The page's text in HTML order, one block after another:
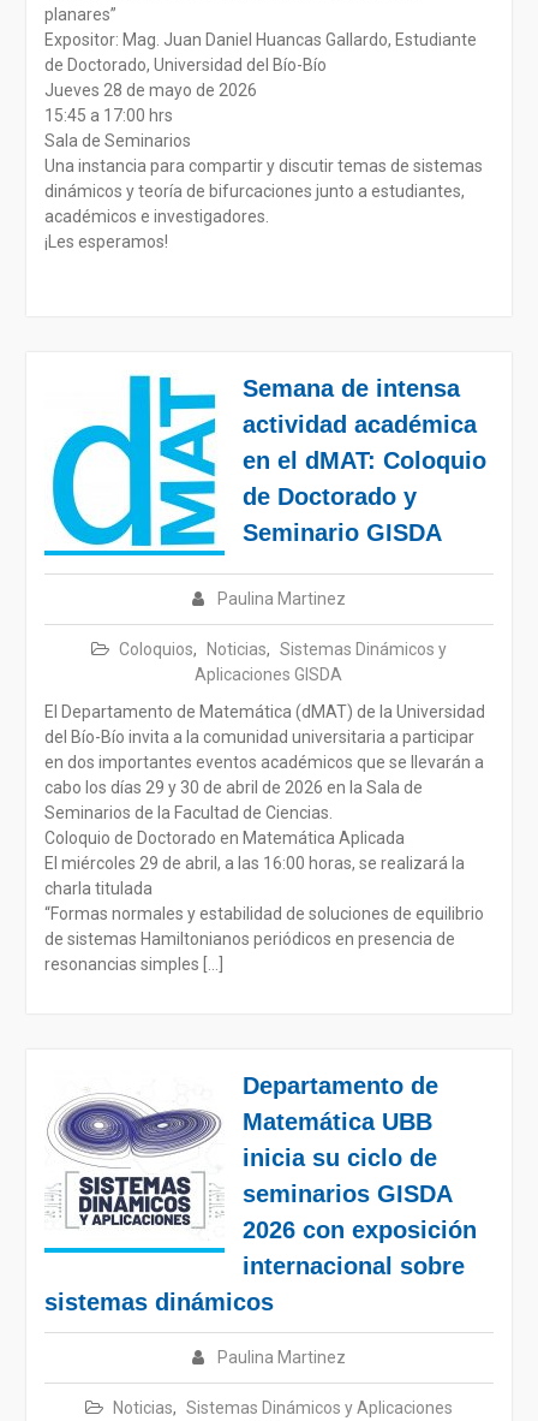
planares”
Expositor: Mag. Juan Daniel Huancas Gallardo, Estudiante
de Doctorado, Universidad del Bío-Bío
Jueves 28 de mayo de 2026
15:45 a 17:00 hrs
Sala de Seminarios
Una instancia para compartir y discutir temas de sistemas
dinámicos y teoría de bifurcaciones junto a estudiantes,
académicos e investigadores.
¡Les esperamos!
Semana de intensa
actividad académica
en el dMAT: Coloquio
de Doctorado y
Seminario GISDA
Paulina Martinez
Coloquios, Noticias, Sistemas Dinámicos y
Aplicaciones GISDA
El Departamento de Matemática (dMAT) de la Universidad
del Bío-Bío invita a la comunidad universitaria a participar
en dos importantes eventos académicos que se llevarán a
cabo los días 29 y 30 de abril de 2026 en la Sala de
Seminarios de la Facultad de Ciencias.
Coloquio de Doctorado en Matemática Aplicada
El miércoles 29 de abril, a las 16:00 horas, se realizará la
charla titulada
“Formas normales y estabilidad de soluciones de equilibrio
de sistemas Hamiltonianos periódicos en presencia de
resonancias simples […]
Departamento de
Matemática UBB
inicia su ciclo de
seminarios GISDA
2026 con exposición
internacional sobre
sistemas dinámicos
Paulina Martinez
Noticias, Sistemas Dinámicos y Aplicaciones